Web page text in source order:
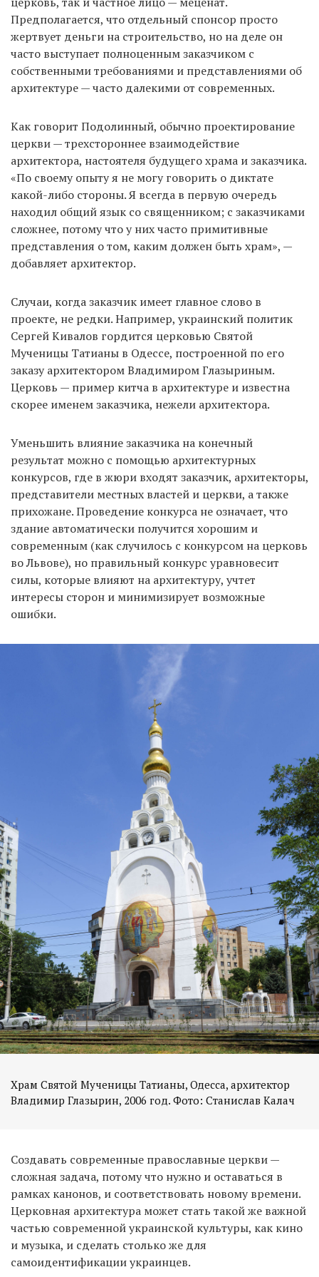
Предполагается, что отдельный спонсор просто
жертвует деньги на строительство, но на деле он
часто выступает полноценным заказчиком с
собственными требованиями и представлениями об
архитектуре — часто далекими от современных.
Как говорит Подолинный, обычно проектирование
церкви — трехстороннее взаимодействие
архитектора, настоятеля будущего храма и заказчика.
«По своему опыту я не могу говорить о диктате
какой-либо стороны. Я всегда в первую очередь
находил общий язык со священником; с заказчиками
сложнее, потому что у них часто примитивные
представления о том, каким должен быть храм», —
добавляет архитектор.
Случаи, когда заказчик имеет главное слово в
проекте, не редки. Например, украинский политик
Сергей Кивалов гордится церковью Святой
Мученицы Татианы в Одессе, построенной по его
заказу архитектором Владимиром Глазыриным.
Церковь — пример китча в архитектуре и известна
скорее именем заказчика, нежели архитектора.
Уменьшить влияние заказчика на конечный
результат можно с помощью архитектурных
конкурсов, где в жюри входят заказчик, архитекторы,
представители местных властей и церкви, а также
прихожане. Проведение конкурса не означает, что
здание автоматически получится хорошим и
современным (как случилось с конкурсом на церковь
во Львове), но правильный конкурс уравновесит
силы, которые влияют на архитектуру, учтет
интересы сторон и минимизирует возможные
ошибки.
Храм Святой Мученицы Татианы, Одесса, архитектор
Создавать современные православные церкви —
сложная задача, потому что нужно и оставаться в
рамках канонов, и соответствовать новому времени.
Церковная архитектура может стать такой же важной
частью современной украинской культуры, как кино
и музыка, и сделать столько же для
самоидентификации украинцев.